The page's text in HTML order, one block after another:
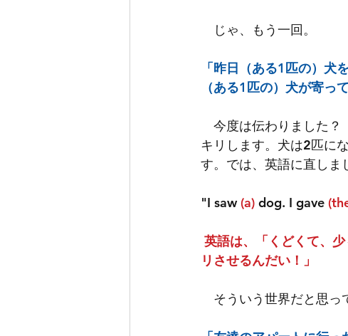
じゃ、もう一回。
「昨日（ある1匹の）犬
（ある1匹の）犬が寄っ
今度は伝わりました？
キリします。犬は2匹に
す。では、英語に直しま
"I saw (a) dog. I gave
英語は、「くどくて、
リさせるんだい！」
そういう世界だと思っ